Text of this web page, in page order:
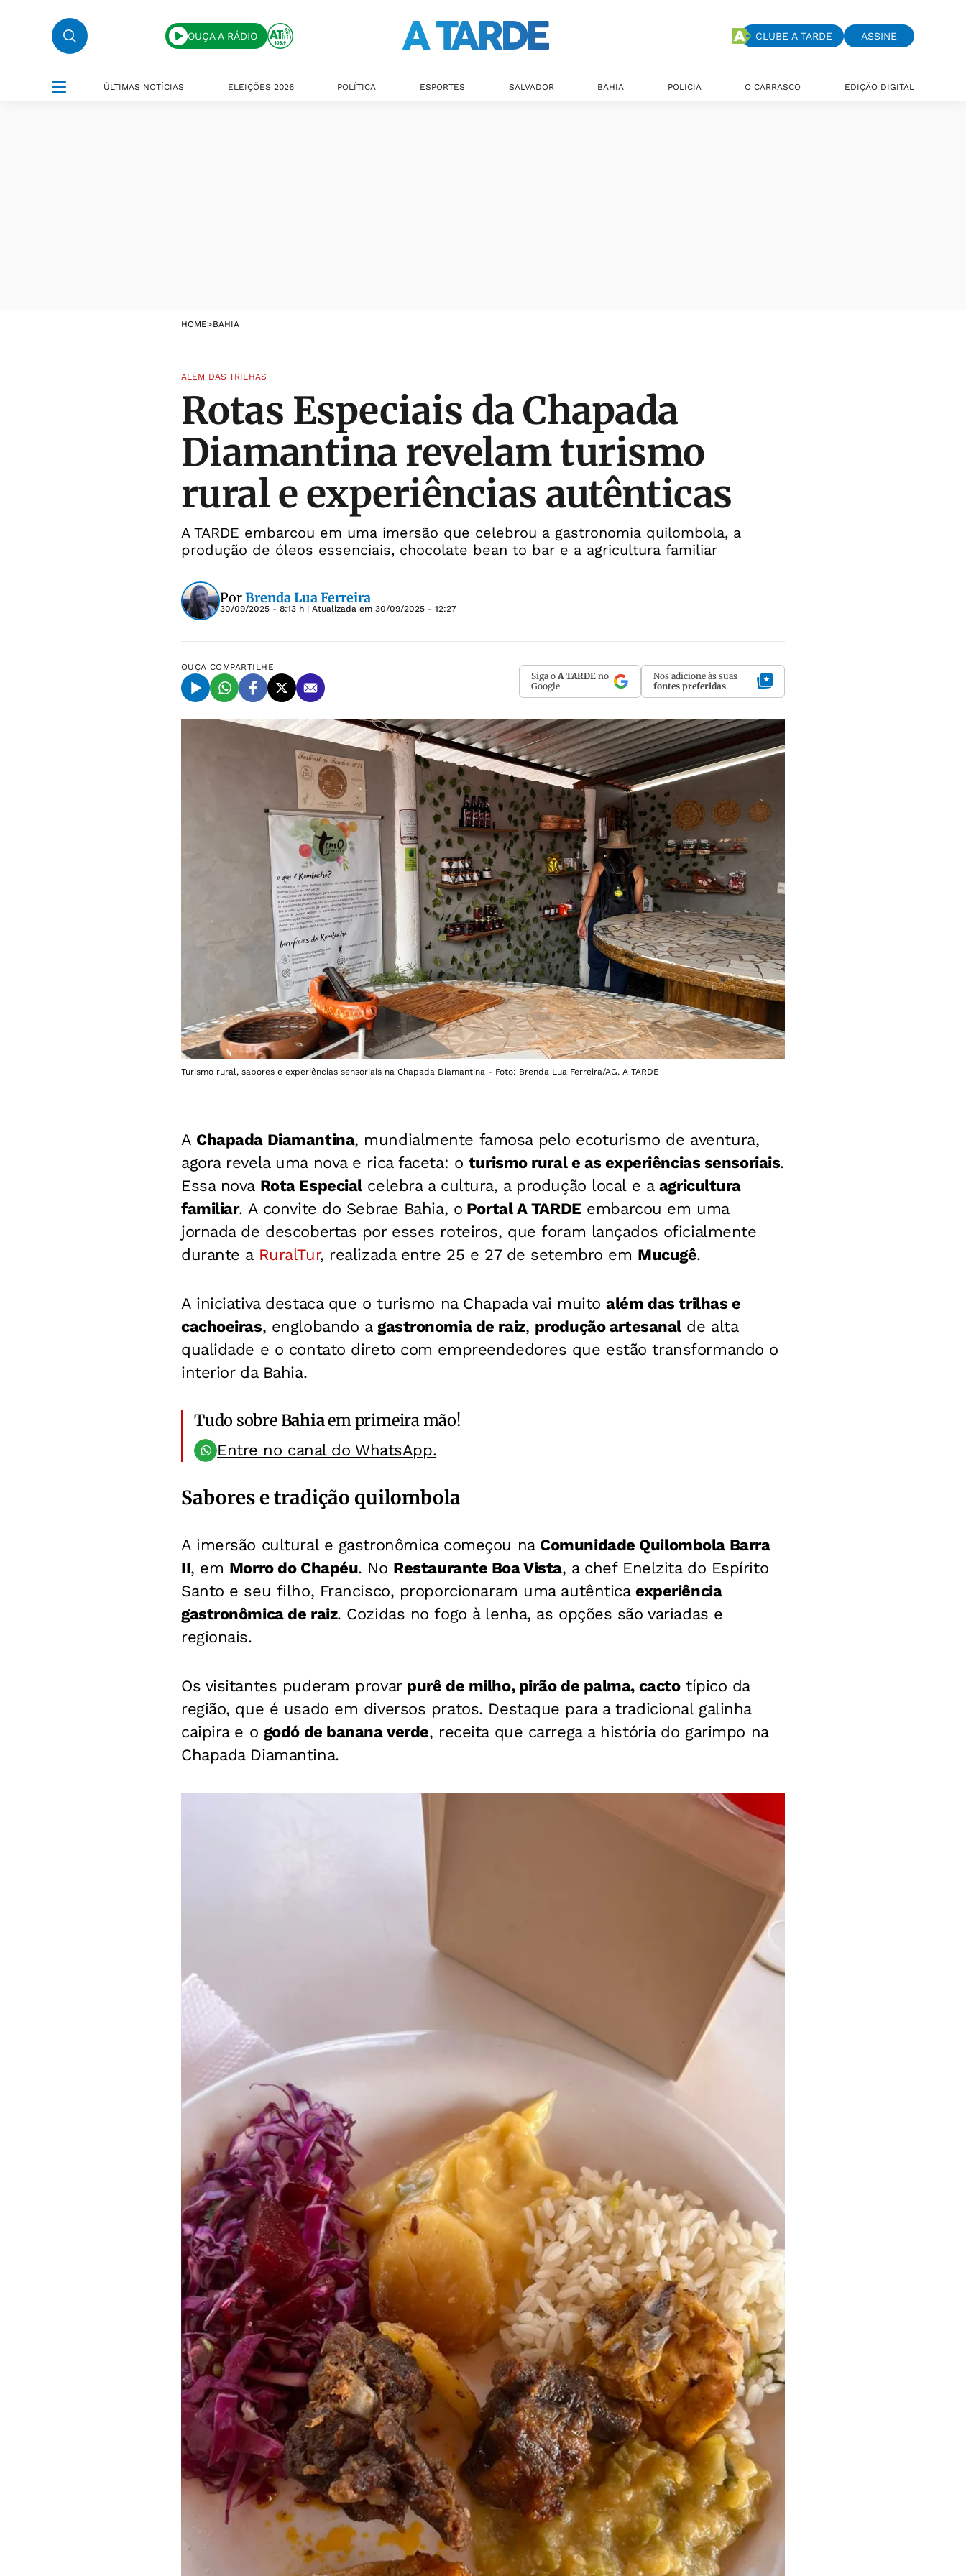
OUÇA A RÁDIO CLUBE A TARDE ASSINE
ÚLTIMAS NOTÍCIAS ELEIÇÕES 2026 POLÍTICA ESPORTES SALVADOR BAHIA POLÍCIA O CARRASCO EDIÇÃO DIGITAL
HOME>BAHIA
ALÉM DAS TRILHAS
Rotas Especiais da Chapada
Diamantina revelam turismo
rural e experiências autênticas
A TARDE embarcou em uma imersão que celebrou a gastronomia quilombola, a
produção de óleos essenciais, chocolate bean to bar e a agricultura familiar
PorBrenda Lua Ferreira
30/09/2025 - 8:13 h | Atualizada em 30/09/2025 - 12:27
OUÇA COMPARTILHE
Siga o A TARDE no
Google
Nos adicione às suas
fontes preferidas
Turismo rural, sabores e experiências sensoriais na Chapada Diamantina - Foto: Brenda Lua Ferreira/AG. A TARDE
A Chapada Diamantina, mundialmente famosa pelo ecoturismo de aventura,
agora revela uma nova e rica faceta: o turismo rural e as experiências sensoriais.
Essa nova Rota Especialcelebra a cultura, a produção local e a agricultura
familiar. A convite do Sebrae Bahia, o Portal A TARDEembarcou em uma
jornada de descobertas por esses roteiros, que foram lançados oficialmente
durante a RuralTur, realizada entre 25 e 27 de setembro em Mucugê.
A iniciativa destaca que o turismo na Chapada vai muitoalém das trilhas e
cachoeiras, englobando a gastronomia de raiz, produção artesanalde alta
qualidade e o contato direto com empreendedores que estão transformando o
interior da Bahia.
Tudo sobreBahiaem primeira mão!
Entre no canal do WhatsApp.
Sabores e tradição quilombola
A imersão cultural e gastronômica começou na Comunidade Quilombola Barra
II, em Morro do Chapéu. No Restaurante Boa Vista, a chef Enelzita do Espírito
Santo e seu filho, Francisco, proporcionaram uma autênticaexperiência
gastronômica de raiz. Cozidas no fogo à lenha, as opções são variadas e
regionais.
Os visitantes puderam provar purê de milho, pirão de palma, cactotípico da
região, que é usado em diversos pratos. Destaque para a tradicional galinha
caipira e o godó de banana verde, receita que carrega a história do garimpo na
Chapada Diamantina.